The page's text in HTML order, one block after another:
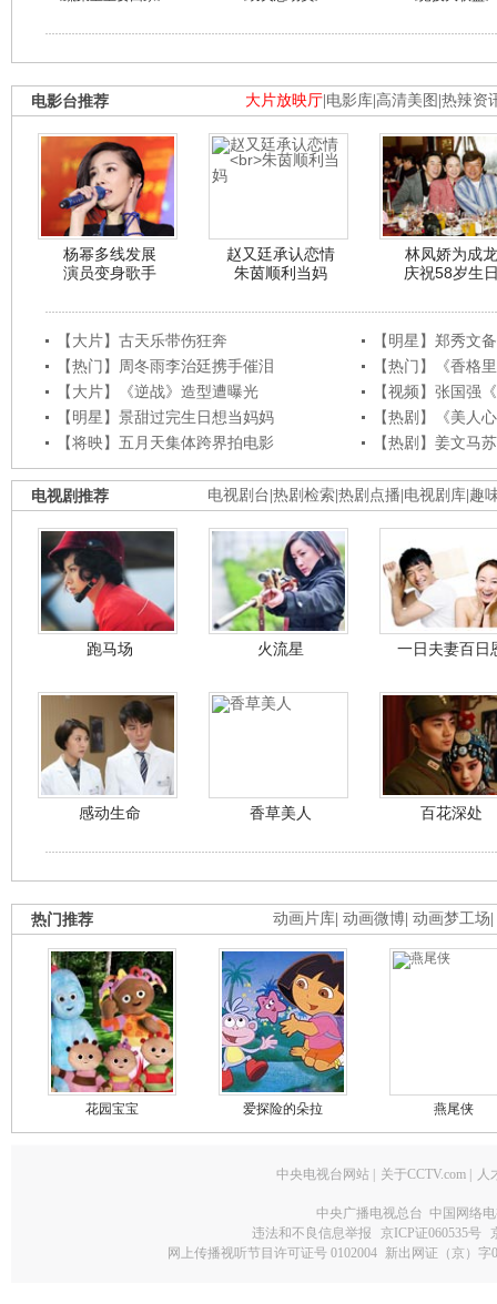
大片放映厅 电影库 高清美图 热辣资
电影台推荐
杨幂多线发展
演员变身歌手
赵又廷承认恋情
朱茵顺利当妈
林凤娇为成龙
庆祝58岁生
【大片】古天乐带伤狂奔
【明星】郑秀文
【热门】周冬雨李治廷携手催泪
【热门】《香格
【大片】《逆战》造型遭曝光
【视频】张国强
【明星】景甜过完生日想当妈妈
【热剧】《美人
【将映】五月天集体跨界拍电影
【热剧】姜文马
电视剧台 热剧检索 热剧点播 电视剧库 趣
电视剧推荐
跑马场 火流星 一日夫妻百日
感动生命 香草美人 百花深处
动画片库 动画微博 动画梦工场
热门推荐
花园宝宝 爱探险的朵拉 燕尾侠
中央电视台网站 关于CCTV.com 人
中央广播电视总台 中国网络
违法和不良信息举报
京ICP证060535号
网上传播视听节目许可证号 0102004 新出网证（京）